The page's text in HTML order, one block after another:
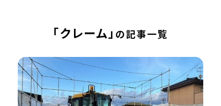
「クレーム」 の記事一覧